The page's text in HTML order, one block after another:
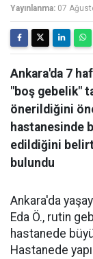
Yayınlanma: 07
Ankara'da 7
"boş gebelik"
önerildiğini
hastanesinde
edildiğini
bulundu
Ankara'da
Eda Ö., rutin
hastanede
Hastanede